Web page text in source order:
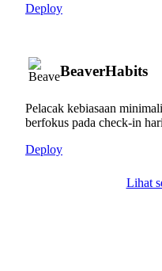
Deploy
BeaverHabits
Pelacak kebiasaan
berfokus pada check-in
Deploy
Lihat